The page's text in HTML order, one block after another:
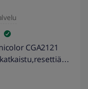
käyttöönoton
myös tarkistettu
vaikuttavat
palvelu, jossa
normaalit.
CGA2121
ei " koti"
// Tarkennettu